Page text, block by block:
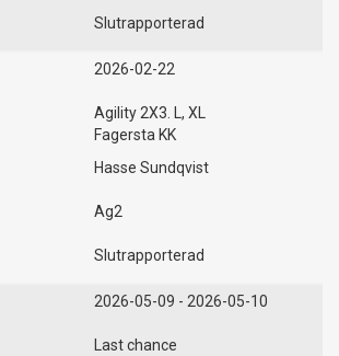
Slutrapporterad
2026-02-22
Agility 2X3. L, XL
Fagersta KK
Hasse Sundqvist
Ag2
Slutrapporterad
2026-05-09 - 2026-05-10
Last chance